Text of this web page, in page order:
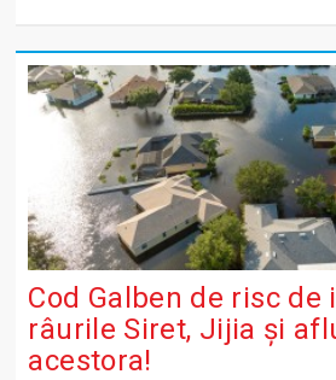
Cod Galben de risc de
râurile Siret, Jijia și
acestora!